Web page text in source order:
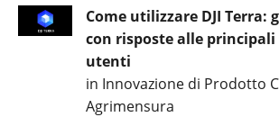
Come utilizzare DJI
con risposte alle principali
utenti
in Innovazione di Prodotto
Agrimensura